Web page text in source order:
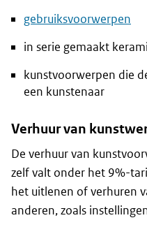
gebruiksvoorwerpen
in serie gemaakt
kunstvoorwerpen die
een kunstenaar
Verhuur van
De verhuur van
zelf valt onder het 9%-
het uitlenen of verhuren
anderen, zoals